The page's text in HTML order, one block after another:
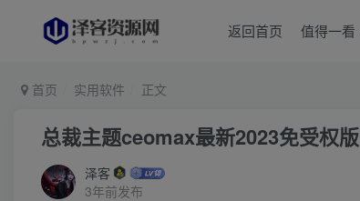
返回首页 值得一看
首页 实用软件 正文
总裁主题ceomax最新2023免受权版
泽客
3年前发布